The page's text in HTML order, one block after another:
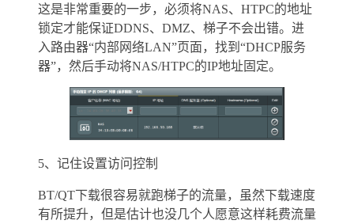
这是非常重要的一步，必须将NAS、HTPC的地址
锁定才能保证DDNS、DMZ、梯子不会出错。进
入路由器“内部网络LAN”页面，找到“DHCP服务
器”，然后手动将NAS/HTPC的IP地址固定。
5、记住设置访问控制
BT/QT下载很容易就跑梯子的流量，虽然下载速度
有所提升，但是估计也没几个人愿意这样耗费流量